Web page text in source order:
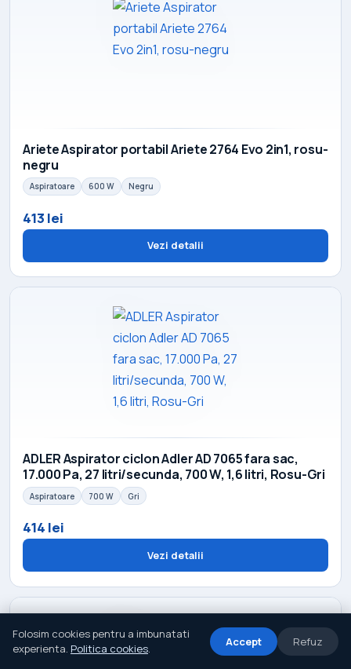
Ariete Aspirator portabil Ariete 2764 Evo 2in1, rosu-
negru
Aspiratoare 600 W Negru
413 lei
Vezi detalii
ADLER Aspirator ciclon Adler AD 7065 fara sac,
17.000 Pa, 27 litri/secunda, 700 W, 1,6 litri, Rosu-Gri
Aspiratoare 700 W Gri
414 lei
Vezi detalii
Folosim cookies pentru a imbunatati
experienta. Politica cookies. Accept Refuz